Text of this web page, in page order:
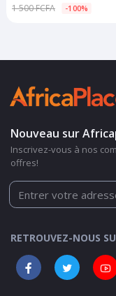
1 500 FCFA -100%
Nouveau sur
Inscrivez-vous à nos
offres!
RETROUVEZ-NOUS